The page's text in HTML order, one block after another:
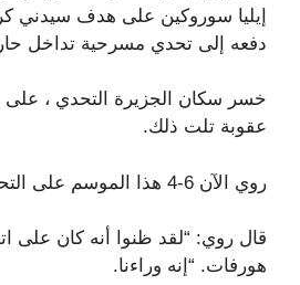
إيليا سوروكين على هدف سيدني
دفعه إلى تحدي مسرحية تداخل
خسر سكان الجزيرة التحدي ، على
عقوبة تلت ذلك.
روي الآن 6-4 هذا الموسم على التحديات.
قال روي: “لقد ظنوا أنه كان على
هورفات. “إنه وراءنا.